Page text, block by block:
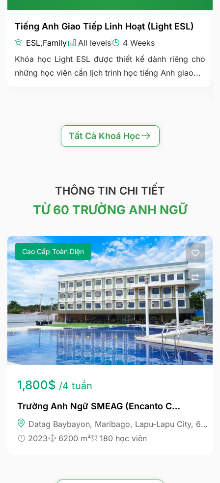
Tiếng Anh Giao Tiếp Linh Hoạt (Light ESL)
ESL,Family All levels
4 Weeks
Khóa học Light ESL được thiết kế dành riêng cho
những học viên cần lịch trình học tiếng Anh giao...
Tất Cả Khoá Học
THÔNG TIN CHI TIẾT
TỪ 60 TRƯỜNG ANH NGỮ
Cao Cấp Toàn Diện
1,800$ /4 tuần
Trường Anh Ngữ SMEAG (Encanto Campus)
Datag Baybayon, Maribago, Lapu-Lapu City, 6015 Cebu, Philippines
2023
6200 m² 180 học viên